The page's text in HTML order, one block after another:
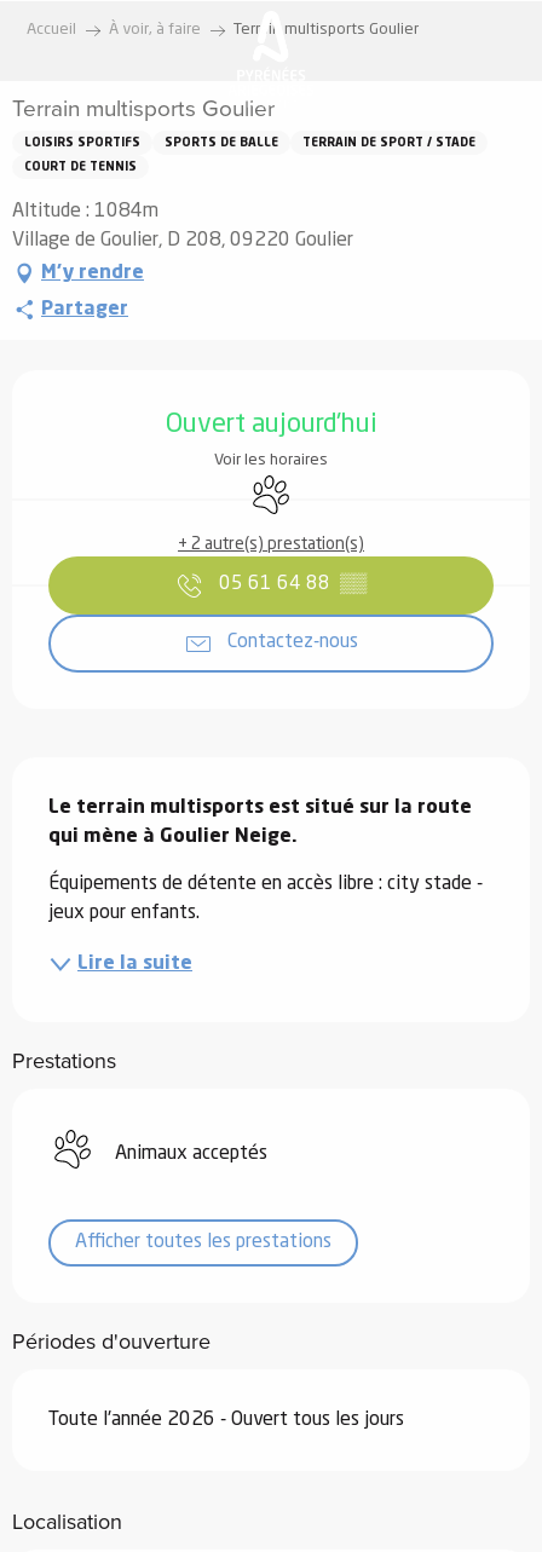
principal
Accueil À voir, à faire Terrain multisports Goulier
Terrain multisports Goulier
LOISIRS SPORTIFS SPORTS DE BALLE
TERRAIN DE SPORT / STADE
COURT DE TENNIS
Altitude : 1084m
Village de Goulier, D 208, 09220 Goulier
M'y rendre
Partager
Ouvert aujourd'hui
Voir les horaires
Animaux acceptés
+ 2 autre(s) prestation(s)
05 61 64 88 ▒▒
Contactez-nous
Le terrain multisports est situé sur la route
qui mène à Goulier Neige.
Équipements de détente en accès libre : city stade -
jeux pour enfants.
Lire la suite
Prestations
Animaux acceptés
Afficher toutes les prestations
Périodes d'ouverture
Toute l'année 2026 - Ouvert tous les jours
Localisation